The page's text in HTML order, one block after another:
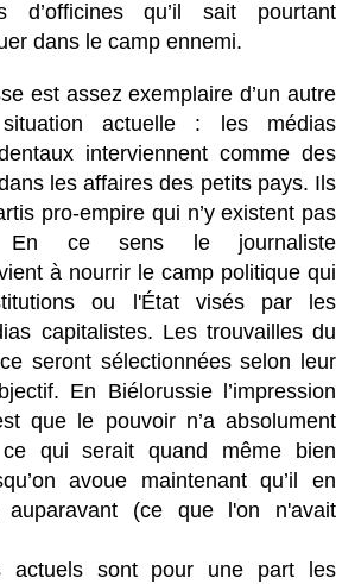
d’officines qu’il sait pourtant
dans le camp ennemi.
est assez exemplaire d’un autre
actuelle : les médias
interviennent comme des
les affaires des petits pays. Ils
pro-empire qui n’y existent pas
En ce sens le journaliste
à nourrir le camp politique qui
ou l'État visés par les
capitalistes. Les trouvailles du
seront sélectionnées selon leur
En Biélorussie l’impression
que le pouvoir n’a absolument
qui serait quand même bien
avoue maintenant qu’il en
auparavant (ce que l'on n'avait
actuels sont pour une part les